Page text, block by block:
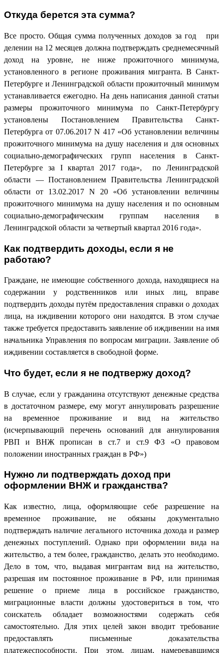
Откуда берется эта сумма?
Все просто. Общая сумма полученных доходов за год при
делении на 12 месяцев должна подтверждать среднемесячный
доход на уровне, не ниже прожиточного минимума,
установленного в регионе проживания мигранта. В Санкт-
Петербурге и Ленинградской области прожиточный минимум
устанавливается ежегодно. На день написания данной статьи
размеры прожиточного минимума по Санкт-Петербургу
установлены Постановлением Правительства Санкт-
Петербурга от 07.06.2017 N 417 «Об установлении величины
прожиточного минимума на душу населения и для основных
социально-демографических групп населения в Санкт-
Петербурге за I квартал 2017 года», по Ленинградской
области — Постановлением Правительства Ленинградской
области от 13.02.2017 N 20 «Об установлении величины
прожиточного минимума на душу населения и по основным
социально-демографическим группам населения в
Ленинградской области за четвертый квартал 2016 года».
Как подтвердить доходы, если я не
работаю?
Граждане, не имеющие собственного дохода, находящиеся на
содержании у родственников или иных лиц, вправе
подтвердить доходы путём предоставления справки о доходах
лица, на иждивении которого они находятся. В этом случае
также требуется предоставить заявление об иждивении на имя
начальника Управления по вопросам миграции. Заявление об
иждивении составляется в свободной форме.
Что будет, если я не подтвержу доход?
В случае, если у гражданина отсутствуют денежные средства
в достаточном размере, ему могут аннулировать разрешение
на временное проживание и вид на жительство
(исчерпывающий перечень оснований для аннулирования
РВП и ВНЖ прописан в ст.7 и ст.9 ФЗ «О правовом
положении иностранных граждан в РФ»)
Нужно ли подтверждать доход при
оформлении ВНЖ и гражданства?
Как известно, лица, оформляющие себе разрешение на
временное проживание, не обязаны документально
подтверждать наличие легального источника дохода и размер
денежных поступлений. Однако при оформлении вида на
жительство, а тем более, гражданство, делать это необходимо.
Дело в том, что, выдавая мигрантам вид на жительство,
разрешая им постоянное проживание в РФ, или принимая
решение о приеме лица в российское гражданство,
миграционные власти должны удостовериться в том, что
соискатель обладает возможностями содержать себя
самостоятельно. Для этих целей закон вводит требование
предоставлять письменные доказательства
платежеспособности. При этом, лицам, намеревавшимся